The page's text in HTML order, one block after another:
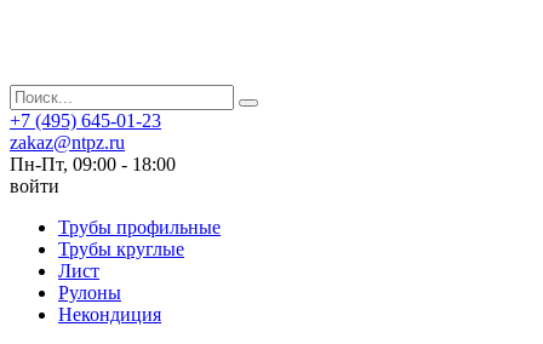
+7 (495) 645-01-23
zakaz@ntpz.ru
Пн-Пт, 09:00 - 18:00
войти
Трубы профильные
Трубы круглые
Лист
Рулоны
Некондиция